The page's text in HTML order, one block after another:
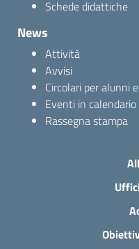
Schede didattiche
News
Attività
Avvisi
Circolari per alunni
Eventi in calendario
Rassegna stampa